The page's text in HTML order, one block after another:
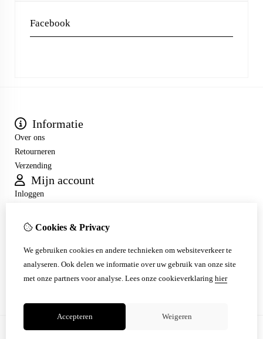
Facebook
Informatie
Over ons
Retourneren
Verzending
Mijn account
Inloggen
Verlanglijst
Klantenservice
Contact
Sitemap
Cookies & Privacy
We gebruiken cookies en andere technieken om websiteverkeer te
analyseren. Ook delen we informatie over uw gebruik van onze site
met onze partners voor analyse. Lees onze cookieverklaring hier
Accepteren Weigeren